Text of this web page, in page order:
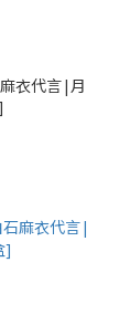
衣代言|月